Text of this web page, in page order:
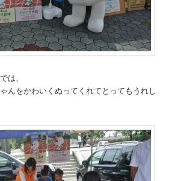
は、
んをかわいくぬってくれてとってもうれし